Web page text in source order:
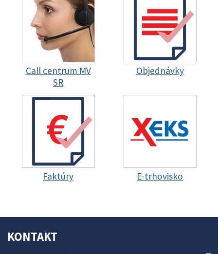
Call centrum MV
SR
Objednávky
Faktúry E-trhovisko
KONTAKT